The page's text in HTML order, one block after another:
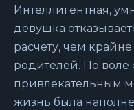
Интеллигентная,
девушка
расчету, чем
родителей. По воле
привлекательным
жизнь была